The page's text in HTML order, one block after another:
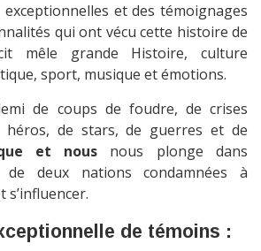
et des témoignages
qui ont vécu cette histoire de
mêle grande Histoire, culture
sport, musique et émotions.
de coups de foudre, de crises
héros, de stars, de guerres et de
et nous nous plonge dans
de deux nations condamnées à
s’influencer.
de témoins :